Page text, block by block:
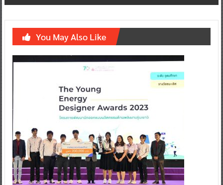
You May Also Like